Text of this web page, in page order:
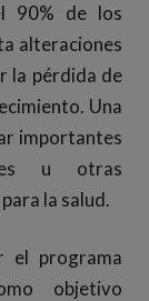
90% de los
alteraciones
la pérdida de
Una
importantes
u otras
la salud.
el programa
objetivo